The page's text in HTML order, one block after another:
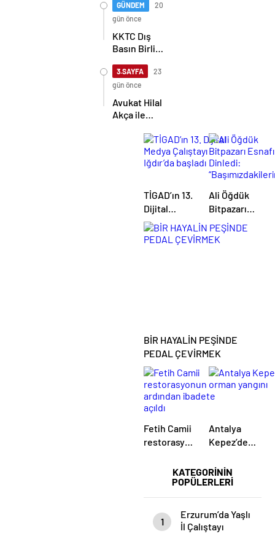
halkını asla
yalnız
bırakmayacağız
GÜNDEM
20
gün önce
KKTC Dış
Basın Birliği,
TDGF
arasında İş
Birliği
protokolü
imzalandı
3.SAYFA
23
gün önce
Avukat Hilal
Akça ile
Albayrak
dünya evine
KATEGORİNİN
POPÜLERLERİ
1
Erzurum’da Yaşlı
İl Çalıştayı
TİGAD’ın 13.
Dijital
Medya
Çalıştayı
Ali Öğdük
Bitpazarı
Esnafını
Dinledi:
BİR HAYALİN PEŞİNDE
PEDAL ÇEVİRMEK
Fetih Camii
restorasyonun
ibadete
Antalya
Kepez’de
yangını